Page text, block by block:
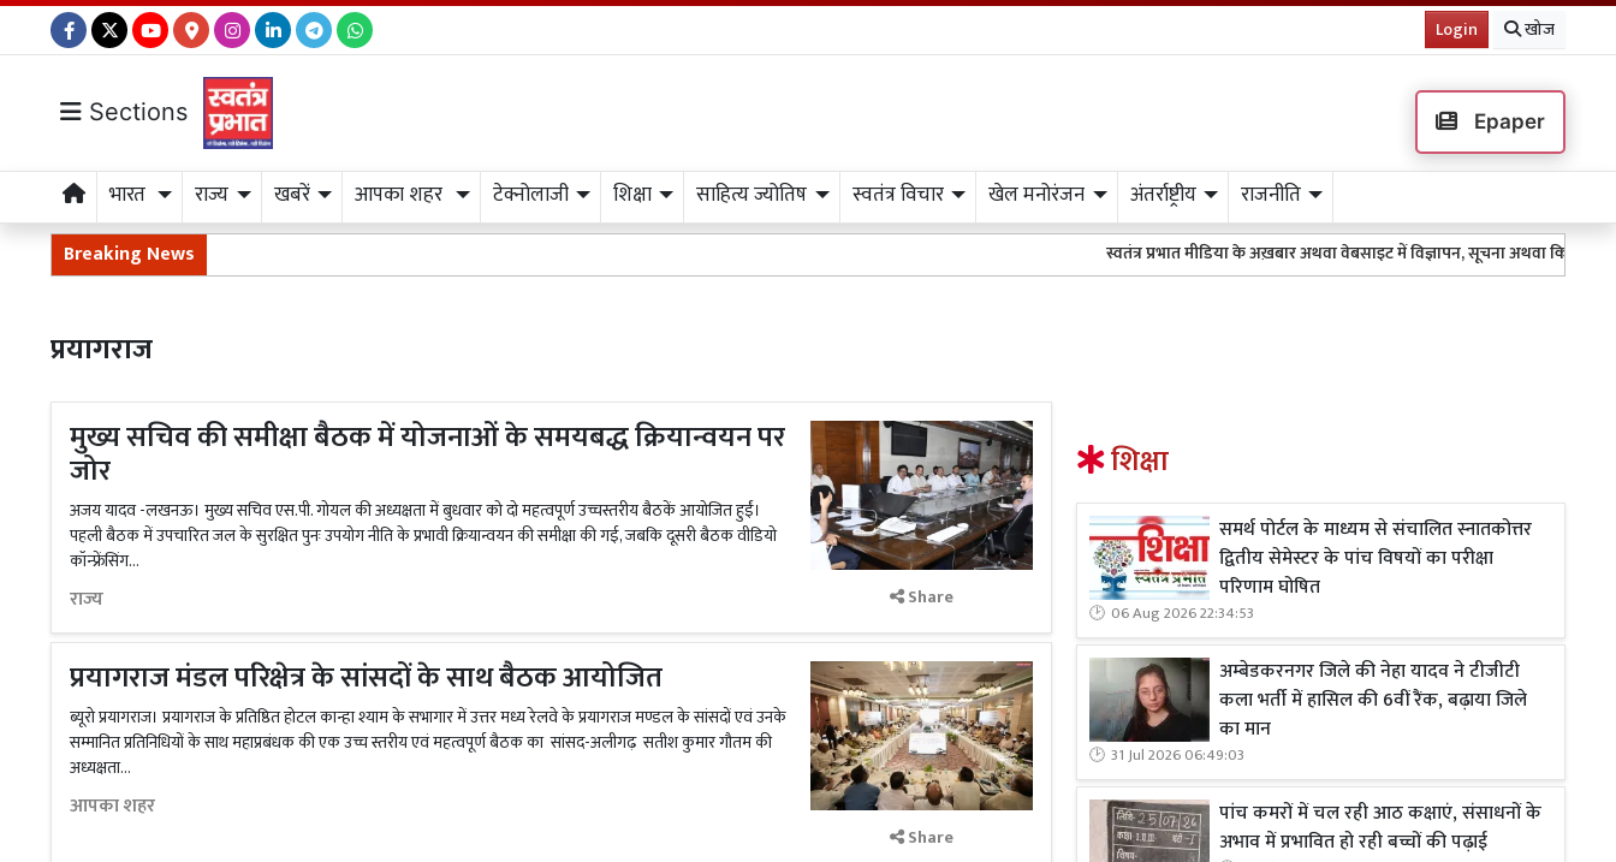
Login खोज
Sections Epaper
भारत राज्य खबरें आपका शहर टेक्नोलाजी शिक्षा साहित्य ज्योतिष स्वतंत्र विचार खेल मनोरंजन अंतर्राष्ट्रीय राजनीति
Breaking News स्वतंत्र प्रभात मीडिया के अख़बार अथवा वेबसाइट में विज्ञापन, सूचना अथवा किसी भी तरह के
प्रयागराज
मुख्य सचिव की समीक्षा बैठक में योजनाओं के समयबद्ध क्रियान्वयन पर
जोर
अजय यादव -लखनऊ। मुख्य सचिव एस.पी. गोयल की अध्यक्षता में बुधवार को दो महत्वपूर्ण उच्चस्तरीय बैठकें आयोजित हुईं।
पहली बैठक में उपचारित जल के सुरक्षित पुनः उपयोग नीति के प्रभावी क्रियान्वयन की समीक्षा की गई, जबकि दूसरी बैठक वीडियो
कॉन्फ्रेंसिंग...
राज्य Share
प्रयागराज मंडल परिक्षेत्र के सांसदों के साथ बैठक आयोजित
ब्यूरो प्रयागराज। प्रयागराज के प्रतिष्ठित होटल कान्हा श्याम के सभागार में उत्तर मध्य रेलवे के प्रयागराज मण्डल के सांसदों एवं उनके
सम्मानित प्रतिनिधियों के साथ महाप्रबंधक की एक उच्च स्तरीय एवं महत्वपूर्ण बैठक का सांसद-अलीगढ़ सतीश कुमार गौतम की
अध्यक्षता...
आपका शहर
Share
शिक्षा
समर्थ पोर्टल के माध्यम से संचालित स्नातकोत्तर
द्वितीय सेमेस्टर के पांच विषयों का परीक्षा
परिणाम घोषित
06 Aug 2026 22:34:53
अम्बेडकरनगर जिले की नेहा यादव ने टीजीटी
कला भर्ती में हासिल की 6वीं रैंक, बढ़ाया जिले
का मान
31 Jul 2026 06:49:03
पांच कमरों में चल रही आठ कक्षाएं, संसाधनों के
अभाव में प्रभावित हो रही बच्चों की पढ़ाई